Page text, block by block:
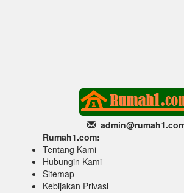
admin@rumah1
Rumah1.com:
Tentang Kami
Hubungin Kami
Sitemap
Kebijakan Privasi